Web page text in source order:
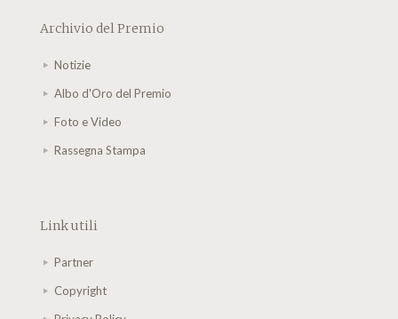
Archivio del Premio
Notizie
Albo d'Oro del Premio
Foto e Video
Rassegna Stampa
Link utili
Partner
Copyright